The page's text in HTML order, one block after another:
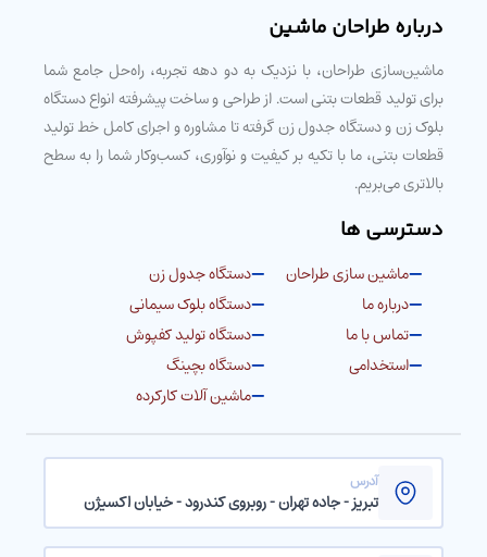
درباره طراحان ماشین
ماشین‌سازی طراحان، با نزدیک به دو دهه تجربه، راه‌حل جامع شما
برای تولید قطعات بتنی است. از طراحی و ساخت پیشرفته انواع دستگاه
بلوک زن و دستگاه جدول زن گرفته تا مشاوره و اجرای کامل خط تولید
قطعات بتنی، ما با تکیه بر کیفیت و نوآوری، کسب‌وکار شما را به سطح
بالاتری می‌بریم.
دسترسی ها
ماشین سازی طراحان
درباره ما
تماس با ما
استخدامی
دستگاه جدول زن
دستگاه بلوک سیمانی
دستگاه تولید کفپوش
دستگاه بچینگ
ماشین آلات کارکرده
آدرس
تبریز - جاده تهران - روبروی کندرود - خیابان اکسیژن